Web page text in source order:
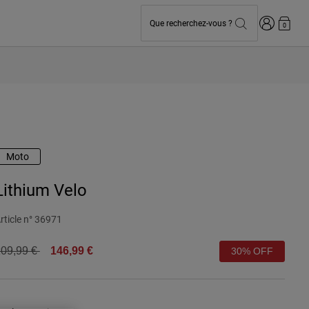
Que recherchez-vous ? Connexion
0
Moto
Velo
n° 36971
reduced from
€to 146,99 € 30% OFF